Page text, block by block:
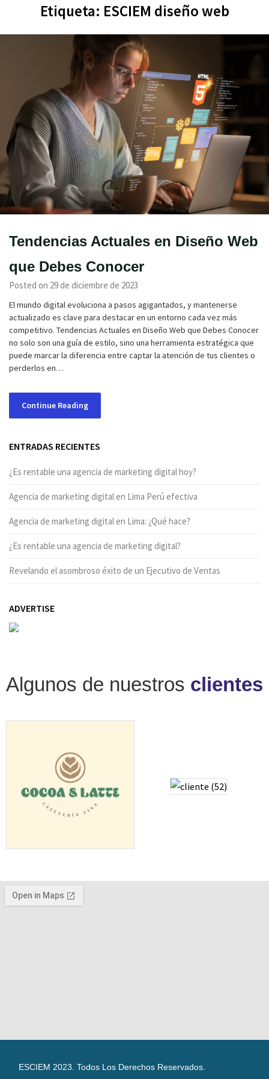
Etiqueta: ESCIEM diseño web
Tendencias Actuales en Diseño Web
que Debes Conocer
Posted on 29 de diciembre de 2023
El mundo digital evoluciona a pasos agigantados, y mantenerse
actualizado es clave para destacar en un entorno cada vez más
competitivo. Tendencias Actuales en Diseño Web que Debes Conocer
no solo son una guía de estilo, sino una herramienta estratégica que
puede marcar la diferencia entre captar la atención de tus clientes o
perderlos en…
Continue Reading
ENTRADAS RECIENTES
¿Es rentable una agencia de marketing digital hoy?
Agencia de marketing digital en Lima Perú efectiva
Agencia de marketing digital en Lima: ¿Qué hace?
¿Es rentable una agencia de marketing digital?
Revelando el asombroso éxito de un Ejecutivo de Ventas
ADVERTISE
Algunos de nuestros clientes
ESCIEM 2023. Todos Los Derechos Reservados.